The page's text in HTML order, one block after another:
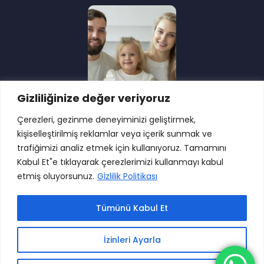
Gizliliğinize değer veriyoruz
Çerezleri, gezinme deneyiminizi geliştirmek,
kişiselleştirilmiş reklamlar veya içerik sunmak ve
trafiğimizi analiz etmek için kullanıyoruz. Tamamını
Kabul Et"e tıklayarak çerezlerimizi kullanmayı kabul
etmiş oluyorsunuz. Gİzlilik Politikası
İzinleri Ayarla
Tümünü Kabul Et